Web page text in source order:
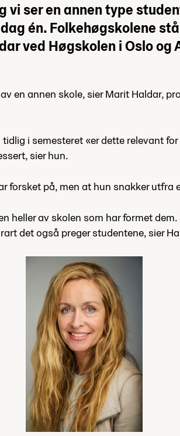
vi ser en annen type
én. Folkehøgskolene
ved Høgskolen i Oslo og
en annen skole, sier Marit Haldar,
i semesteret «er dette relevant
sier hun.
forsket på, men at hun snakker utfra
heller av skolen som har formet
det også preger studentene, sier